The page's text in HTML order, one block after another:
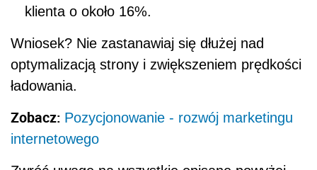
klienta o około 16%.
Wniosek? Nie zastanawiaj się dłużej nad
optymalizacją strony i zwiększeniem prędkości
ładowania.
Zobacz: Pozycjonowanie - rozwój marketingu
internetowego